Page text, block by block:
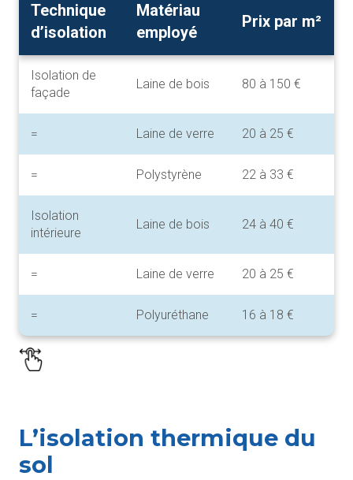
Technique
d’isolation
Matériau
employé
Prix par m²
Isolation de
façade
Laine de bois 80 à 150 €
= Laine de verre 20 à 25 €
= Polystyrène 22 à 33 €
Isolation
intérieure
Laine de bois 24 à 40 €
= Laine de verre 20 à 25 €
= Polyuréthane 16 à 18 €
L’isolation thermique du
sol